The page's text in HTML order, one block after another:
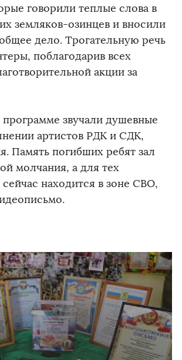
говорили теплые слова в
земляков-озинцев и вносили
дело. Трогательную речь
поблагодарив всех
акции за
звучали душевные
артистов РДК и СДК,
Память погибших ребят зал
молчания, а для тех
находится в зоне СВО,